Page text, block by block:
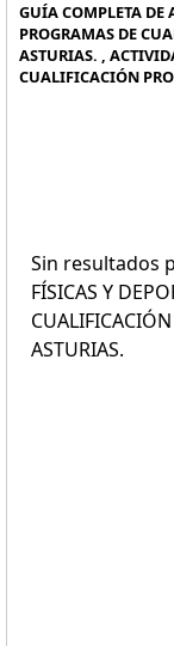
GUÍA COMPLETA DE
PROGRAMAS DE
ASTURIAS. ,
CUALIFICACIÓN
Sin resultados
FÍSICAS Y
ASTURIAS.